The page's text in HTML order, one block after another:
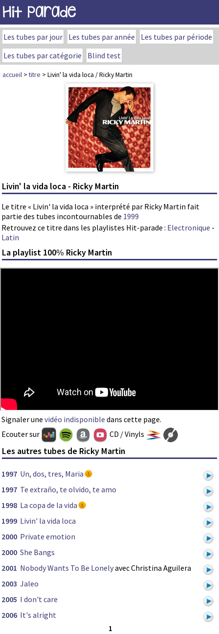
Hit Parade
Les tubes par jour Les tubes par année
Les tubes par période
Les tubes par catégorie
Blind test
accueil >titre > Livin' la vida loca / Ricky Martin
Livin' la vida loca - Ricky Martin
Le titre « Livin' la vida loca » interprété par Ricky Martin fait
partie des tubes incontournables de 1999
Retrouvez ce titre dans les playlistes Hit-parade : Electronique -
Latin
La playlist 100% Ricky Martin
Signaler une vidéo indisponible dans cette page.
Ecouter sur
CD / Vinyls
Les autres tubes de Ricky Martin
1997 Un, dos, tres, Maria
1997 Te extraño, te olvido, te amo
1998 La copa de la vida
1999 Livin' la vida loca
2000 Private emotion
2000 She Bangs
2001 Nobody Wants To Be Lonelyavec Christina Aguilera
2003 Jaleo
2005 I don't care
2006 It's alright
1